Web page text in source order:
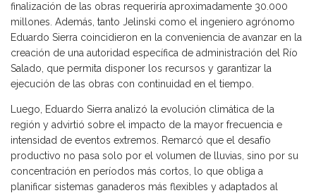
finalización de las obras requeriría aproximadamente 30.000
millones. Además, tanto Jelinski como el ingeniero agrónomo
Eduardo Sierra coincidieron en la conveniencia de avanzar en la
creación de una autoridad específica de administración del Río
Salado, que permita disponer los recursos y garantizar la
ejecución de las obras con continuidad en el tiempo.
Luego, Eduardo Sierra analizó la evolución climática de la
región y advirtió sobre el impacto de la mayor frecuencia e
intensidad de eventos extremos. Remarcó que el desafío
productivo no pasa solo por el volumen de lluvias, sino por su
concentración en períodos más cortos, lo que obliga a
planificar sistemas ganaderos más flexibles y adaptados al